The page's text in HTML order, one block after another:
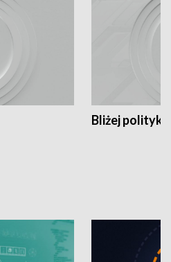
Bliżej polityki